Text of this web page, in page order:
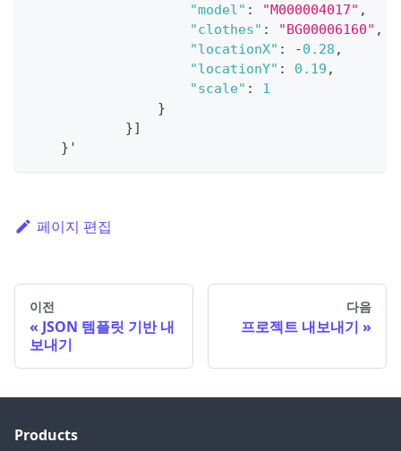
"model" : "M000004017" ,
"clothes" : "BG00006160" ,
"locationX" : -0.28 ,
"locationY" : 0.19 ,
"scale" :
1
}
}]
} '
페이지 편집
이전
JSON 템플릿 기반 내
보내기
다음
프로젝트 내보내기
Products